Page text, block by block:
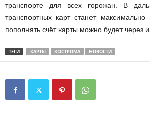
транспорте для всех горожан. В
транспортных карт станет
пополнять счёт карты можно будет через
ТЕГИ КАРТЫ КОСТРОМА НОВОСТИ